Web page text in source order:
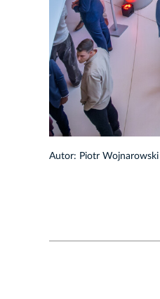
Autor: Piotr Wojnarowski